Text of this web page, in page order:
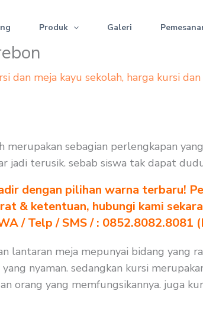
Produk Galeri
dan meja kayu sekolah, harga kursi
merupakan sebagian perlengkapan
jadi terusik. sebab siswa tak dapat
dengan pilihan warna terbaru!
& ketentuan, hubungi kami
/ Telp / SMS / : 0852.8082.8081
lantaran meja mepunyai bidang yang
nyaman. sedangkan kursi
orang yang memfungsikannya. juga